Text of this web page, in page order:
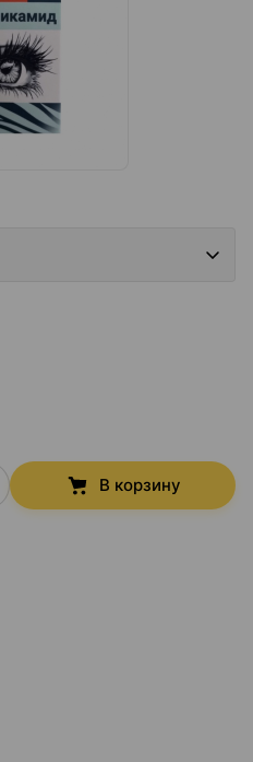
В корзину